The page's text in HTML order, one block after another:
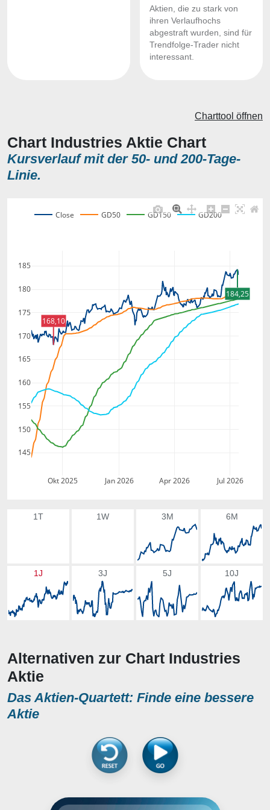
Aktien, die zu stark von
ihren Verlaufhochs
abgestraft wurden, sind für
Trendfolge-Trader nicht
interessant.
Chart Industries Aktie Chart
Kursverlauf mit der 50- und 200-Tage-
Linie.
Charttool öffnen
Okt 2025 Jan 2026 Apr 2026 Jul 2026
145
150
155
160
165
170
175
180
185
Close GD50 GD150 GD200
184,25
168,10
1T 1W 3M 6M
1J 3J 5J 10J
Alternativen zur Chart Industries
Aktie
Das Aktien-Quartett: Finde eine bessere
Aktie